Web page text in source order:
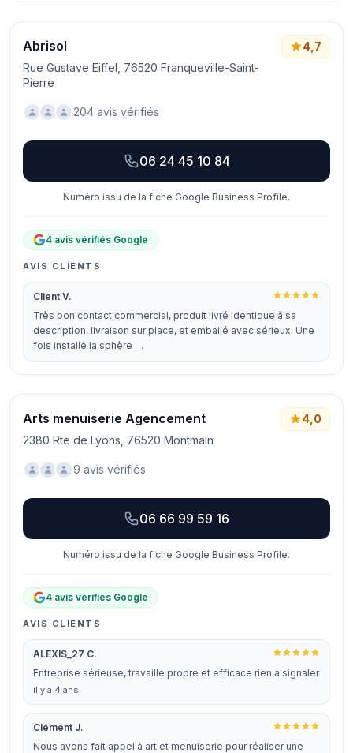
Abrisol
Rue Gustave Eiffel, 76520 Franqueville-Saint-
Pierre
4,7
204 avis vérifiés
06 24 45 10 84
Numéro issu de la fiche Google Business Profile.
4 avis vérifiés Google
AVIS CLIENTS
Client V.
Très bon contact commercial, produit livré identique à sa
description, livraison sur place, et emballé avec sérieux. Une
fois installé la sphère …
Arts menuiserie Agencement
2380 Rte de Lyons, 76520 Montmain
4,0
9 avis vérifiés
06 66 99 59 16
Numéro issu de la fiche Google Business Profile.
4 avis vérifiés Google
AVIS CLIENTS
ALEXIS_27 C.
Entreprise sérieuse, travaille propre et efficace rien à signaler
il y a 4 ans
Clément J.
Nous avons fait appel à art et menuiserie pour réaliser une